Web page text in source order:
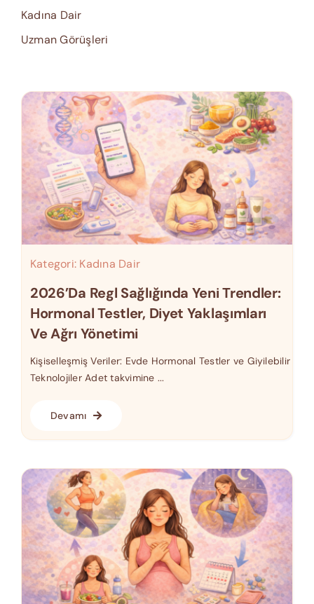
Kadına Dair
Uzman Görüşleri
Kategori: Kadına Dair
2026’da Regl Sağlığında Yeni Trendler:
Hormonal Testler, Diyet Yaklaşımları
Ve Ağrı Yönetimi
Kişiselleşmiş Veriler: Evde Hormonal Testler ve Giyilebilir
Teknolojiler Adet takvimine ...
Devamı